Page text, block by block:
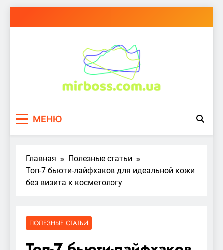
МЕНЮ
Главная
Полезные статьи
Топ-7 бьюти-лайфхаков для идеальной кожи
без визита к косметологу
ПОЛЕЗНЫЕ СТАТЬИ